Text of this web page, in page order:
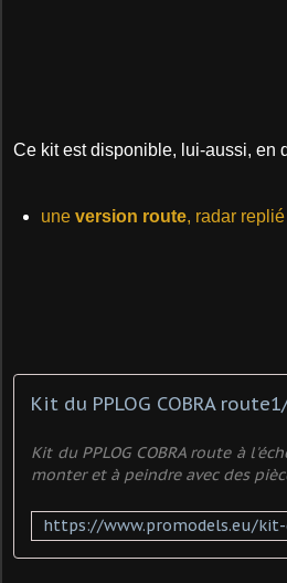
Ce kit est disponible, lui-aussi, en
une version route, radar replié
Kit du PPLOG COBRA
Kit du PPLOG COBRA route à
monter et à peindre avec des